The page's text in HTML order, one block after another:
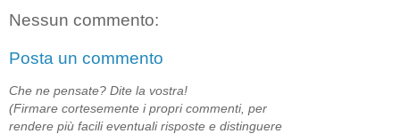
Nessun commento:
Posta un commento
Che ne pensate? Dite la vostra!
(Firmare cortesemente i propri commenti, per
rendere più facili eventuali risposte e distinguere